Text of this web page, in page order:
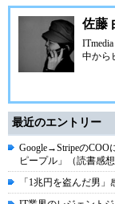
佐藤
中から
最近のエントリー
Google→StripeのCOO
ピープル」（読書感想
「1兆円を盗んだ男